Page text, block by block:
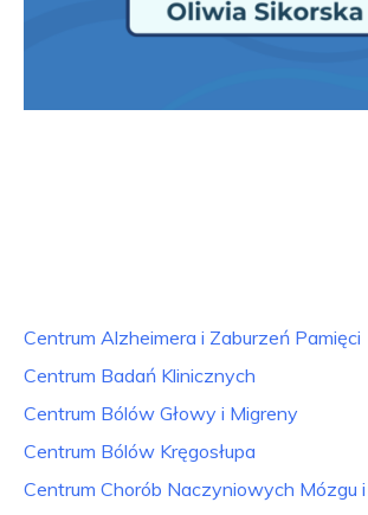
Centrum Alzheimera i Zaburzeń Pamięci
Centrum Badań Klinicznych
Centrum Bólów Głowy i Migreny
Centrum Bólów Kręgosłupa
Centrum Chorób Naczyniowych Mózgu